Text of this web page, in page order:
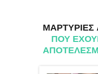
ΜΑΡΤΥΡΙΕΣ
ΠΟΥ